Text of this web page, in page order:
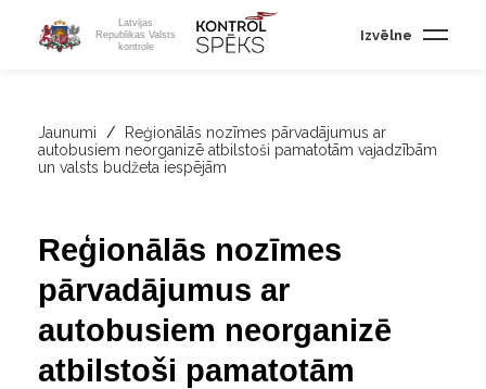
Latvijas
Republikas Valsts
kontrole
Izvēlne
Jaunumi /
Reģionālās nozīmes pārvadājumus ar
autobusiem neorganizē atbilstoši pamatotām vajadzībām
un valsts budžeta iespējām
Reģionālās nozīmes
pārvadājumus ar
autobusiem neorganizē
atbilstoši pamatotām